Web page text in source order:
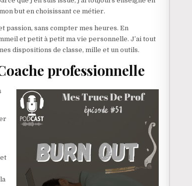
but en choisissant ce métier.
passion, sans compter mes heures. En
et petit à petit ma vie personnelle. J’ai tout
dispositions de classe, mille et un outils.
professionnelle